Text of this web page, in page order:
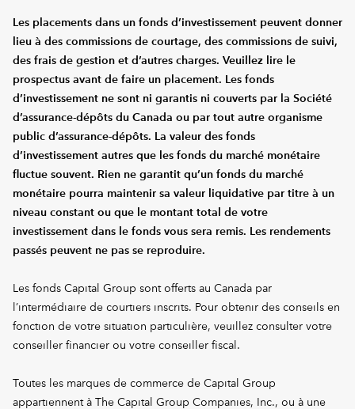
Les placements dans un fonds d’investissement peuvent donner
lieu à des commissions de courtage, des commissions de suivi,
des frais de gestion et d’autres charges. Veuillez lire le
prospectus avant de faire un placement. Les fonds
d’investissement ne sont ni garantis ni couverts par la Société
d’assurance-dépôts du Canada ou par tout autre organisme
public d’assurance-dépôts. La valeur des fonds
d’investissement autres que les fonds du marché monétaire
fluctue souvent. Rien ne garantit qu’un fonds du marché
monétaire pourra maintenir sa valeur liquidative par titre à un
niveau constant ou que le montant total de votre
investissement dans le fonds vous sera remis. Les rendements
passés peuvent ne pas se reproduire.
Les fonds Capital Group sont offerts au Canada par
l’intermédiaire de courtiers inscrits. Pour obtenir des conseils en
fonction de votre situation particulière, veuillez consulter votre
conseiller financier ou votre conseiller fiscal.
Toutes les marques de commerce de Capital Group
appartiennent à The Capital Group Companies, Inc., ou à une